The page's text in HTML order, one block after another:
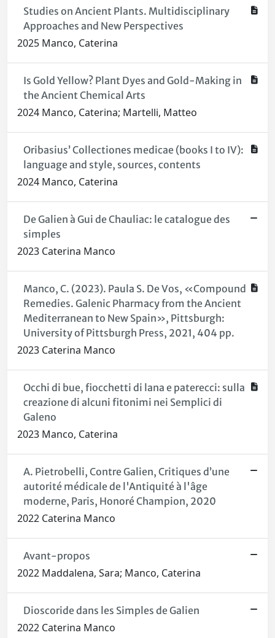
Studies on Ancient Plants. Multidisciplinary
Approaches and New Perspectives
2025 Manco, Caterina
Is Gold Yellow? Plant Dyes and Gold-Making in
the Ancient Chemical Arts
2024 Manco, Caterina; Martelli, Matteo
Oribasius’ Collectiones medicae (books I to IV):
language and style, sources, contents
2024 Manco, Caterina
De Galien à Gui de Chauliac: le catalogue des
simples
2023 Caterina Manco
Manco, C. (2023). Paula S. De Vos, «Compound
Remedies. Galenic Pharmacy from the Ancient
Mediterranean to New Spain», Pittsburgh:
University of Pittsburgh Press, 2021, 404 pp.
2023 Caterina Manco
Occhi di bue, fiocchetti di lana e paterecci: sulla
creazione di alcuni fitonimi nei Semplici di
Galeno
2023 Manco, Caterina
A. Pietrobelli, Contre Galien, Critiques d’une
autorité médicale de l'Antiquité à l'âge
moderne, Paris, Honoré Champion, 2020
2022 Caterina Manco
Avant-propos
2022 Maddalena, Sara; Manco, Caterina
Dioscoride dans les Simples de Galien
2022 Caterina Manco